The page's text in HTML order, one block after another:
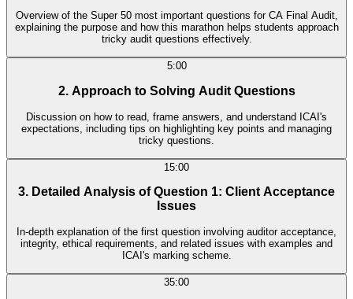
Overview of the Super 50 most important questions for CA Final Audit,
explaining the purpose and how this marathon helps students approach
tricky audit questions effectively.
5:00
2. Approach to Solving Audit Questions
Discussion on how to read, frame answers, and understand ICAI's
expectations, including tips on highlighting key points and managing
tricky questions.
15:00
3. Detailed Analysis of Question 1: Client Acceptance
Issues
In-depth explanation of the first question involving auditor acceptance,
integrity, ethical requirements, and related issues with examples and
ICAI's marking scheme.
35:00